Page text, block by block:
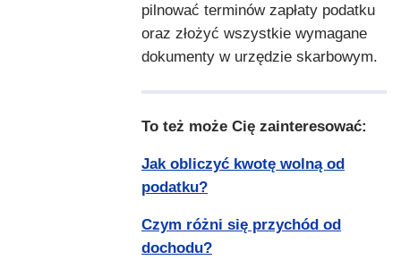
pilnować terminów zapłaty podatku
oraz złożyć wszystkie wymagane
dokumenty w urzędzie skarbowym.
To też może Cię zainteresować:
Jak obliczyć kwotę wolną od
podatku?
Czym różni się przychód od
dochodu?